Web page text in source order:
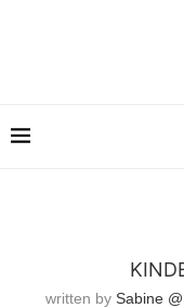
written by Sabine